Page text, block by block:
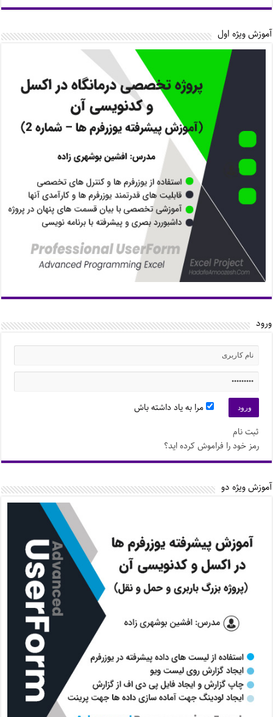
آموزش ویژه اول
ورود
مرا به یاد داشته باش
ثبت نام
رمز خود را فراموش کرده اید؟
آموزش ویژه دو